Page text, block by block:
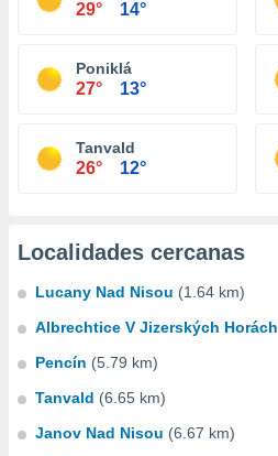
29° 14°
Poniklá
27° 13°
Tanvald
26° 12°
Localidades cercanas
Lucany Nad Nisou (1.64 km)
Albrechtice V Jizerských Horách
Pencín (5.79 km)
Tanvald (6.65 km)
Janov Nad Nisou (6.67 km)